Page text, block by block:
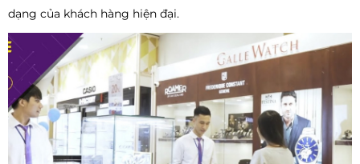
dạng của khách hàng hiện đại.